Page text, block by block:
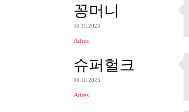
꽁머니
30.10.2023
Adres
슈퍼헐크
30.10.2023
Adres